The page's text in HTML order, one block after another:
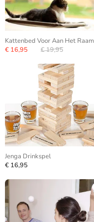
Kattenbed Voor Aan Het Raam
€ 16,95
€ 19,95
Jenga Drinkspel
€ 16,95